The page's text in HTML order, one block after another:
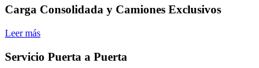
Carga Consolidada y Camiones Exclusivos
Leer más
Servicio Puerta a Puerta